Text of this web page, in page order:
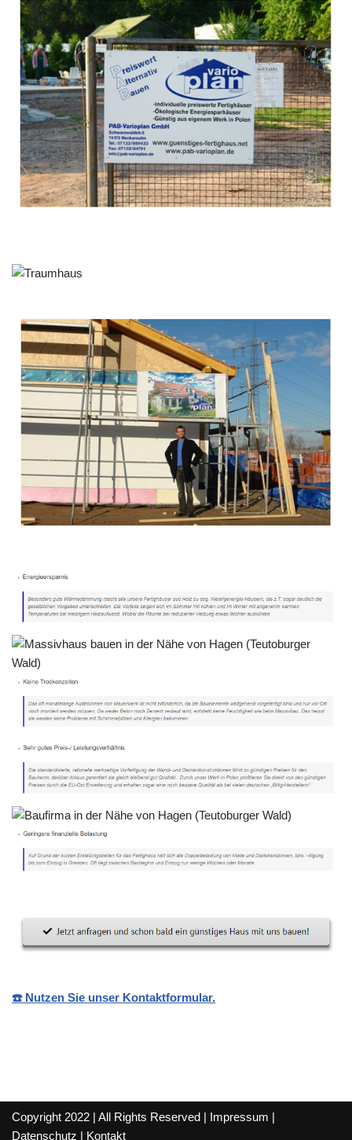
☎️ Nutzen Sie unser Kontaktformular.
Copyright 2022 | All Rights Reserved | Impressum |
Datenschutz | Kontakt